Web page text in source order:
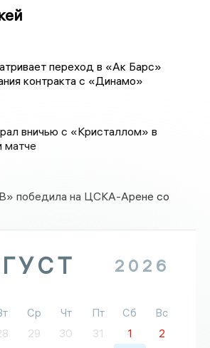
переход в «Ак Барс»
контракта с «Динамо»
вничью с «Кристаллом» в
матче
победила на ЦСКА-Арене со
2026
Ср Чт Пт Сб
Вс
29 30 31 1
2